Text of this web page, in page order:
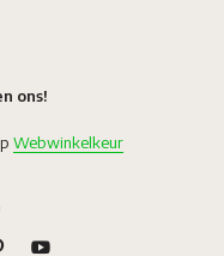
ons!
Webwinkelkeur